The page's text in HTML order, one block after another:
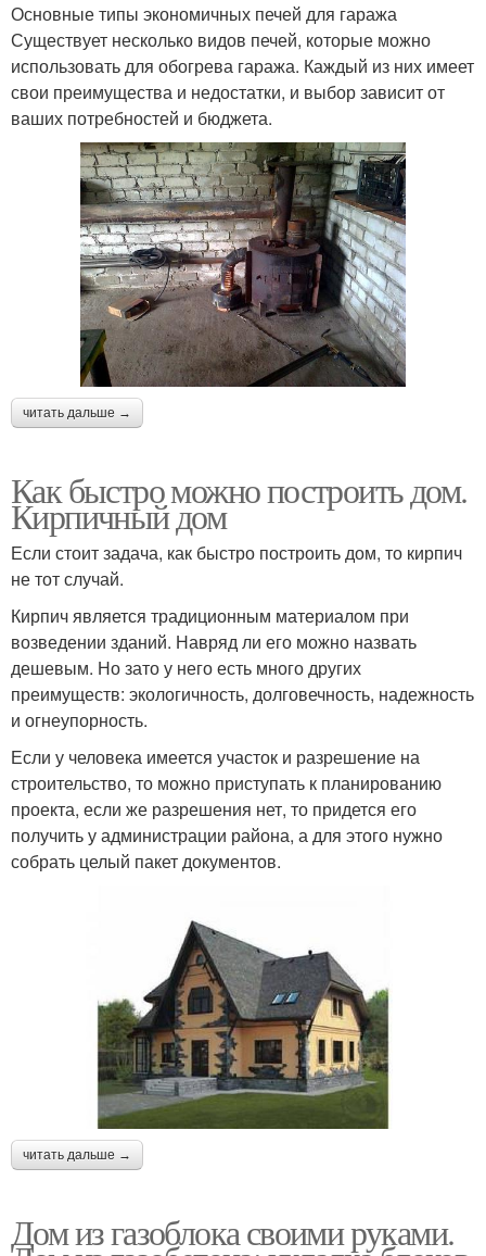
Основные типы экономичных печей для гаража
Существует несколько видов печей, которые можно
использовать для обогрева гаража. Каждый из них имеет
свои преимущества и недостатки, и выбор зависит от
ваших потребностей и бюджета.
читать дальше →
Как быстро можно построить дом.
Кирпичный дом
Если стоит задача, как быстро построить дом, то кирпич
не тот случай.
Кирпич является традиционным материалом при
возведении зданий. Навряд ли его можно назвать
дешевым. Но зато у него есть много других
преимуществ: экологичность, долговечность, надежность
и огнеупорность.
Если у человека имеется участок и разрешение на
строительство, то можно приступать к планированию
проекта, если же разрешения нет, то придется его
получить у администрации района, а для этого нужно
собрать целый пакет документов.
читать дальше →
Дом из газоблока своими руками.